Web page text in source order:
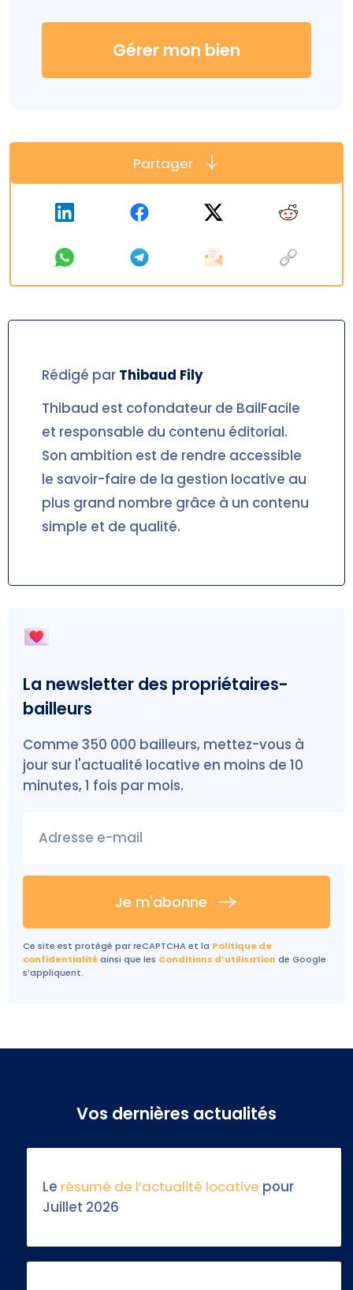
Gérer mon bien
Partager
Rédigé par Thibaud Fily
Thibaud est cofondateur de BailFacile
et responsable du contenu éditorial.
Son ambition est de rendre accessible
le savoir-faire de la gestion locative au
plus grand nombre grâce à un contenu
simple et de qualité.
La newsletter des propriétaires-
bailleurs
Comme 350 000 bailleurs, mettez-vous à
jour sur l'actualité locative en moins de 10
minutes, 1 fois par mois.
Adresse e-mail
Je m'abonne
Ce site est protégé par reCAPTCHA et la Politique de
confidentialité ainsi que les Conditions d’utilisation de Google
s’appliquent.
Vos dernières actualités
Le résumé de l’actualité locative pour
Juillet 2026